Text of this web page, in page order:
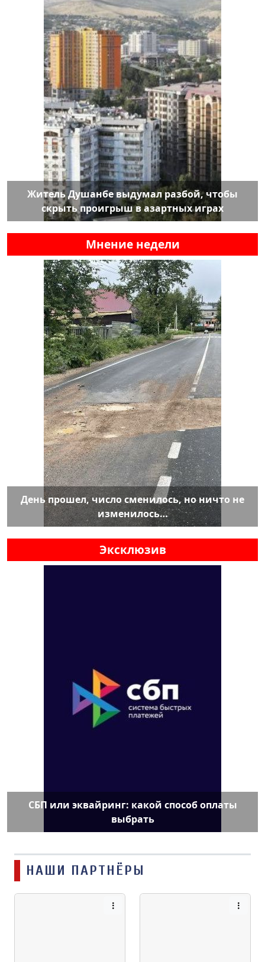
Житель Душанбе выдумал разбой, чтобы
скрыть проигрыш в азартных играх
Мнение недели
День прошел, число сменилось, но ничто не
изменилось…
Эксклюзив
СБП или эквайринг: какой способ оплаты
выбрать
НАШИ ПАРТНЁРЫ